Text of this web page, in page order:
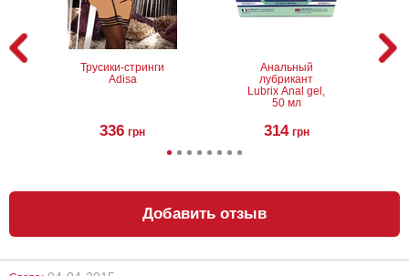
Трусики-стринги
Adisa
336 грн
Анальный
лубрикант
Lubrix Anal gel,
50 мл
314 грн
Добавить отзыв